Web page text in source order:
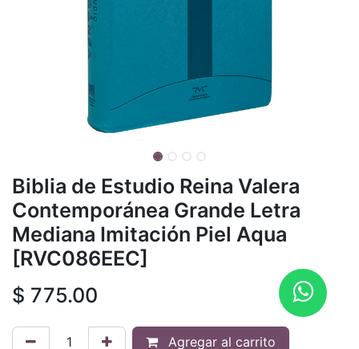
Biblia de Estudio Reina Valera
Contemporánea Grande Letra
Mediana Imitación Piel Aqua
[RVC086EEC]
$ 775.00
Agregar al carrito